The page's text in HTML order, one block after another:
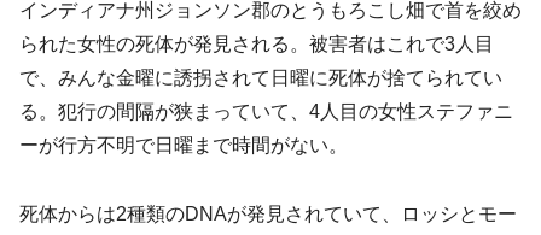
インディアナ州ジョンソン郡のとうもろこし畑で首を絞め
られた女性の死体が発見される。被害者はこれで3人目
で、みんな金曜に誘拐されて日曜に死体が捨てられてい
る。犯行の間隔が狭まっていて、4人目の女性ステファニ
ーが行方不明で日曜まで時間がない。
死体からは2種類のDNAが発見されていて、ロッシとモー